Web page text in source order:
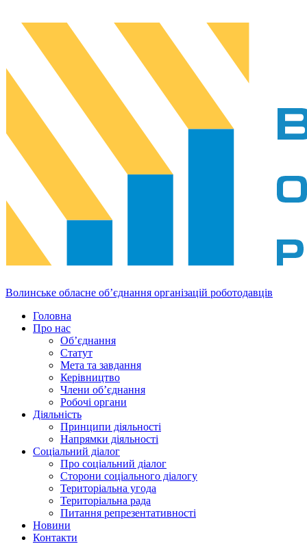
Волинське обласне об’єднання організацій роботодавців
Головна
Про нас
Об’єднання
Статут
Мета та завдання
Керівництво
Члени об’єднання
Робочі органи
Діяльність
Принципи діяльності
Напрямки діяльності
Соціальний діалог
Про соціальний діалог
Сторони соціального діалогу
Територіальна угода
Територіальна рада
Питання репрезентативності
Новини
Контакти